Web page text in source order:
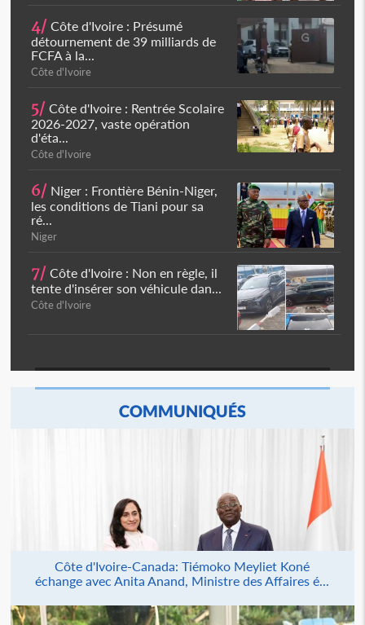
4/ Côte d'Ivoire : Présumé
détournement de 39 milliards de
FCFA à la...
Côte d'Ivoire
5/ Côte d'Ivoire : Rentrée Scolaire
2026-2027, vaste opération
d'éta...
Côte d'Ivoire
6/ Niger : Frontière Bénin-Niger,
les conditions de Tiani pour sa
ré...
Niger
7/ Côte d'Ivoire : Non en règle, il
tente d'insérer son véhicule dan...
Côte d'Ivoire
COMMUNIQUÉS
Côte d'Ivoire-Canada: Tiémoko Meyliet Koné
échange avec Anita Anand, Ministre des Affaires é...